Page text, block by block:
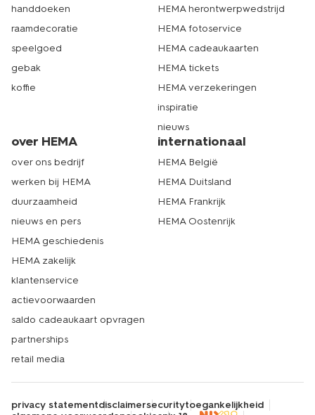
handdoeken
raamdecoratie
speelgoed
gebak
koffie
HEMA herontwerpwedstrijd
HEMA fotoservice
HEMA cadeaukaarten
HEMA tickets
HEMA verzekeringen
inspiratie
nieuws
over HEMA
over ons bedrijf
werken bij HEMA
duurzaamheid
nieuws en pers
HEMA geschiedenis
HEMA zakelijk
klantenservice
actievoorwaarden
saldo cadeaukaart opvragen
partnerships
retail media
internationaal
HEMA België
HEMA Duitsland
HEMA Frankrijk
HEMA Oostenrijk
privacy statementdisclaimersecuritytoegankelijkheid